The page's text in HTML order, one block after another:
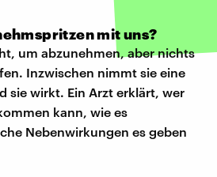
mit uns?
um abzunehmen, aber nichts
Inzwischen nimmt sie eine
sie wirkt. Ein Arzt erklärt, wer
kann, wie es
Nebenwirkungen es geben